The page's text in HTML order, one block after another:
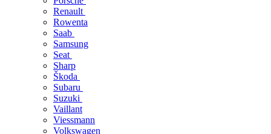
Renault
Rowenta
Saab
Samsung
Seat
Sharp
Škoda
Subaru
Suzuki
Vaillant
Viessmann
Volkswagen